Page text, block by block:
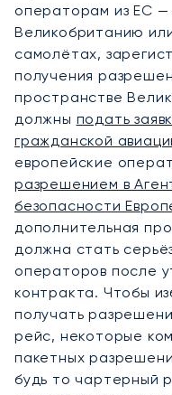
операторам из ЕС —
Великобританию
самолётах,
получения
пространстве
должны подать
гражданской
европейские
разрешением в
безопасности
дополнительная
должна стать
операторов после
контракта. Чтобы
получать
рейс, некоторые
пакетных
будь то чартерный